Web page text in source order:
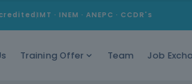
IMT · INEM · ANEPC · CCDR's
Training Offer Team Job